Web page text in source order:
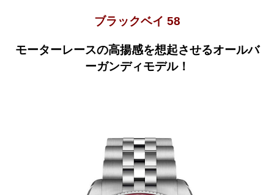
ブラックベイ 58
モーターレースの高揚感を想起させるオールバ
ーガンディモデル！